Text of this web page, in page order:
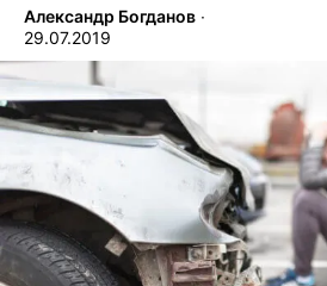
Александр Богданов ∙
29.07.2019